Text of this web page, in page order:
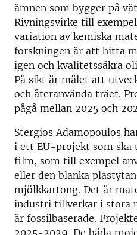
ämnen som bygger på
Rivningsvirke till
variation av kemiska
forskningen är att hitta
igen och kvalitetssäkra
På sikt är målet att
och återanvända träet.
pågå mellan 2025 och
Stergios Adamopoulos
i ett EU-projekt som ska
film, som till exempel
eller den blanka
mjölkkartong. Det är
industri tillverkar i stora
är fossilbaserade.
2025-2029. De båda